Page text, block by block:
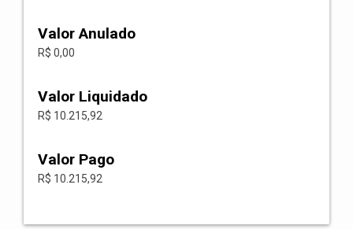
Valor Anulado
R$ 0,00
Valor Liquidado
R$ 10.215,92
Valor Pago
R$ 10.215,92